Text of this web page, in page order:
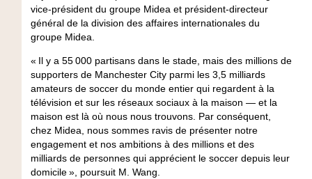
vice-président du groupe Midea et président-directeur
général de la division des affaires internationales du
groupe Midea.
« Il y a 55 000 partisans dans le stade, mais des millions de
supporters de Manchester City parmi les 3,5 milliards
amateurs de soccer du monde entier qui regardent à la
télévision et sur les réseaux sociaux à la maison — et la
maison est là où nous nous trouvons. Par conséquent,
chez Midea, nous sommes ravis de présenter notre
engagement et nos ambitions à des millions et des
milliards de personnes qui apprécient le soccer depuis leur
domicile », poursuit M. Wang.